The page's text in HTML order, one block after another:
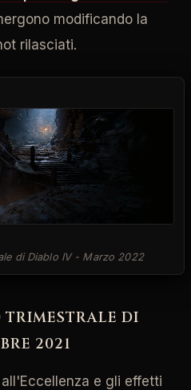
modificando la
rilasciati.
di Diablo IV - Marzo 2022
DI
2021
e gli effetti